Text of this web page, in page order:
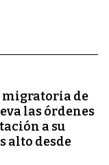
migratoria de
las órdenes
a su
alto desde